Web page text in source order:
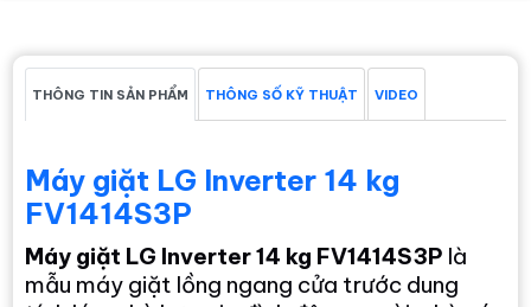
THÔNG TIN SẢN PHẨM THÔNG SỐ KỸ THUẬT VIDEO
Máy giặt LG Inverter 14 kg
FV1414S3P
Máy giặt LG Inverter 14 kg FV1414S3P là
mẫu máy giặt lồng ngang cửa trước dung